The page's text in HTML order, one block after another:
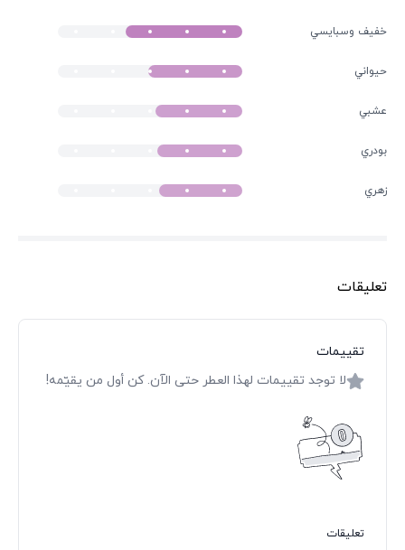
خفیف وسبايسي
حيواني
عشبي
بودري
زهري
تعليقات
تقييمات
لا توجد تقييمات لهذا العطر حتى الآن. كن أول من يقيّمه!
تعليقات